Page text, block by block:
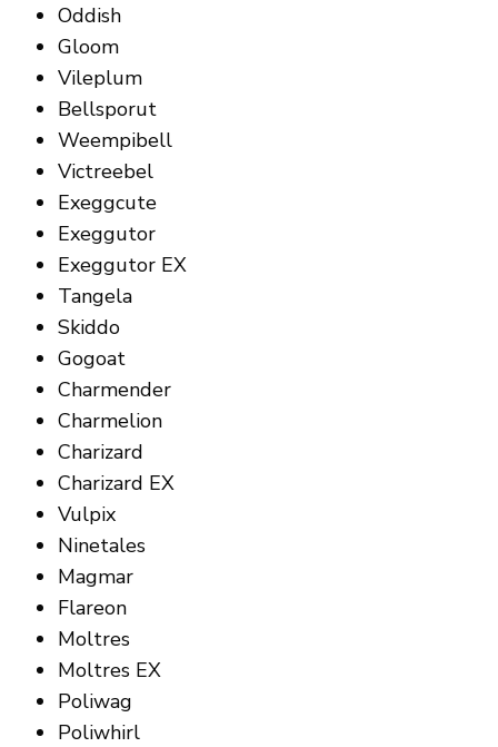
Oddish
Gloom
Vileplum
Bellsporut
Weempibell
Victreebel
Exeggcute
Exeggutor
Exeggutor EX
Tangela
Skiddo
Gogoat
Charmender
Charmelion
Charizard
Charizard EX
Vulpix
Ninetales
Magmar
Flareon
Moltres
Moltres EX
Poliwag
Poliwhirl